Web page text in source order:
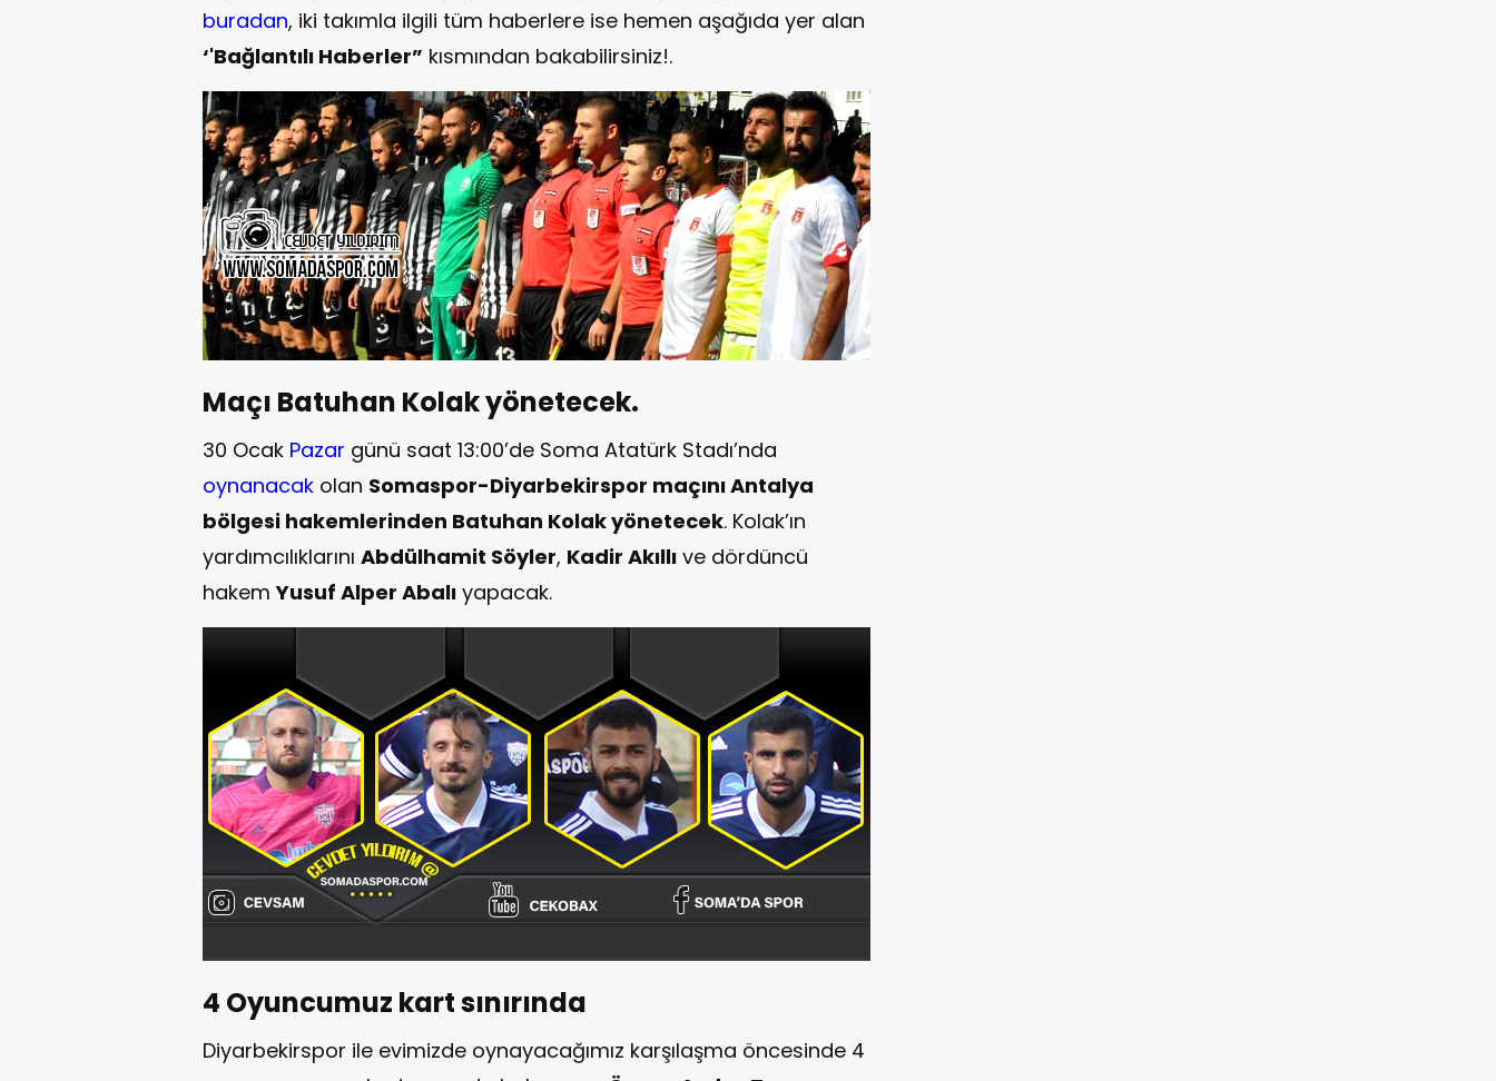
buradan, iki takımla ilgili tüm haberlere ise hemen aşağıda yer alan
‘'Bağlantılı Haberler” kısmından bakabilirsiniz!.
Maçı Batuhan Kolak yönetecek.
30 Ocak Pazar günü saat 13:00’de Soma Atatürk Stadı’nda
oynanacak olan Somaspor-Diyarbekirspor maçını Antalya
bölgesi hakemlerinden Batuhan Kolak yönetecek. Kolak’ın
yardımcılıklarını Abdülhamit Söyler, Kadir Akıllı ve dördüncü
hakemYusuf Alper Abalı yapacak.
4 Oyuncumuz kart sınırında
Diyarbekirspor ile evimizde oynayacağımız karşılaşma öncesinde 4